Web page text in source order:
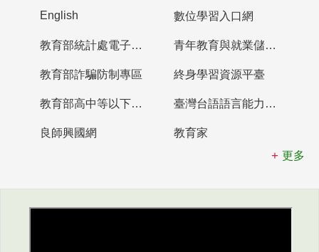
English 數位學習入口網
教育部統計處電子書櫃 青年教育與就業儲蓄帳戶
教育部詐騙防制專區 終身學習資源平臺
教育部高中等以下學校及幼兒園教師資格檢定考試 臺灣台語語言能力認證網站
良師興國網
教育家
更多